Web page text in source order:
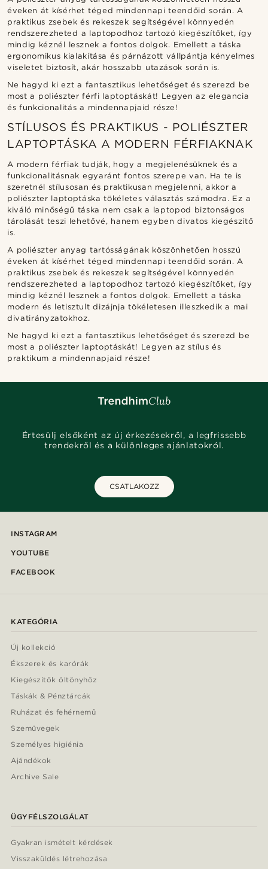
éveken át kísérhet téged mindennapi teendőid során. A
praktikus zsebek és rekeszek segítségével könnyedén
rendszerezheted a laptopodhoz tartozó kiegészítőket, így
mindig kéznél lesznek a fontos dolgok. Emellett a táska
ergonomikus kialakítása és párnázott vállpántja kényelmes
viseletet biztosít, akár hosszabb utazások során is.
Ne hagyd ki ezt a fantasztikus lehetőséget és szerezd be
most a poliészter férfi laptoptáskát! Legyen az elegancia
és funkcionalitás a mindennapjaid része!
STÍLUSOS ÉS PRAKTIKUS - POLIÉSZTER
LAPTOPTÁSKA A MODERN FÉRFIAKNAK
A modern férfiak tudják, hogy a megjelenésüknek és a
funkcionalitásnak egyaránt fontos szerepe van. Ha te is
szeretnél stílusosan és praktikusan megjelenni, akkor a
poliészter laptoptáska tökéletes választás számodra. Ez a
kiváló minőségű táska nem csak a laptopod biztonságos
tárolását teszi lehetővé, hanem egyben divatos kiegészítő
is.
A poliészter anyag tartósságának köszönhetően hosszú
éveken át kísérhet téged mindennapi teendőid során. A
praktikus zsebek és rekeszek segítségével könnyedén
rendszerezheted a laptopodhoz tartozó kiegészítőket, így
mindig kéznél lesznek a fontos dolgok. Emellett a táska
modern és letisztult dizájnja tökéletesen illeszkedik a mai
divatirányzatokhoz.
Ne hagyd ki ezt a fantasztikus lehetőséget és szerezd be
most a poliészter laptoptáskát! Legyen az stílus és
praktikum a mindennapjaid része!
Értesülj elsőként az új érkezésekről, a legfrissebb
trendekről és a különleges ajánlatokról.
CSATLAKOZZ
INSTAGRAM
YOUTUBE
FACEBOOK
KATEGÓRIA
Új kollekció
Ékszerek és karórák
Kiegészítők öltönyhöz
Táskák & Pénztárcák
Ruházat és fehérnemű
Szemüvegek
Személyes higiénia
Ajándékok
Archive Sale
ÜGYFÉLSZOLGÁLAT
Gyakran ismételt kérdések
Visszaküldés létrehozása